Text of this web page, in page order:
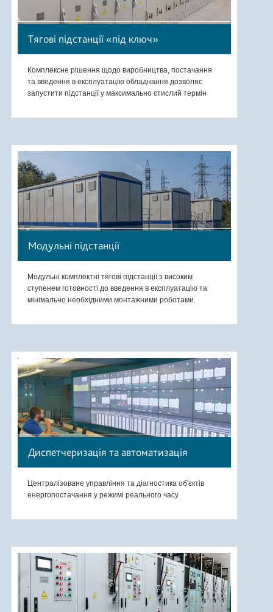
Тягові підстанції «під ключ»
Комплексне рішення щодо виробництва, постачання
та введення в експлуатацію обладнання дозволяє
запустити підстанції у максимально стислий термін
Модульні підстанції
Модульні комплектні тягові підстанції з високим
ступенем готовності до введення в експлуатацію та
мінімально необхідними монтажними роботами.
Диспетчеризація та автоматизація
Централізоване управління та діагностика об'єктів
енергопостачання у режимі реального часу